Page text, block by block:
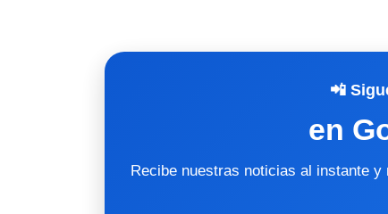
📲
en
Recibe nuestras noticias al instante